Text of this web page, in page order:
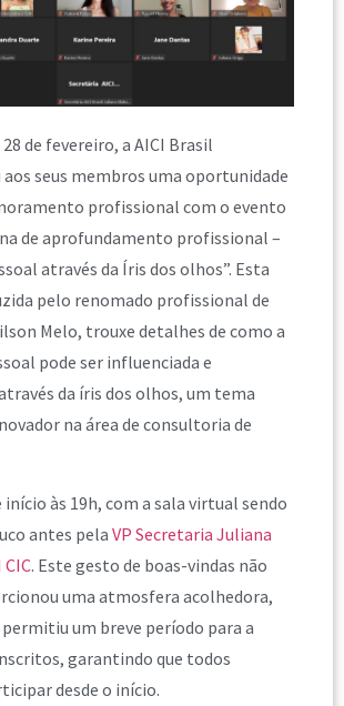
de fevereiro, a AICI Brasil
seus membros uma oportunidade
profissional com o evento
de aprofundamento profissional –
através da Íris dos olhos”. Esta
pelo renomado profissional de
Melo, trouxe detalhes de como a
pode ser influenciada e
da íris dos olhos, um tema
na área de consultoria de
às 19h, com a sala virtual sendo
antes pela VP Secretaria Juliana
CIC. Este gesto de boas-vindas não
uma atmosfera acolhedora,
um breve período para a
garantindo que todos
desde o início.